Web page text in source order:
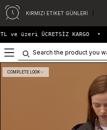
KIRMIZI ETİKET GÜNLERİ
ve üzeri ÜCRETSİZ KARGO
COMPLETE LOOK